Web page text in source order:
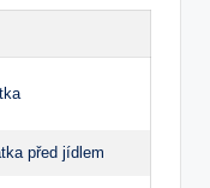
před jídlem